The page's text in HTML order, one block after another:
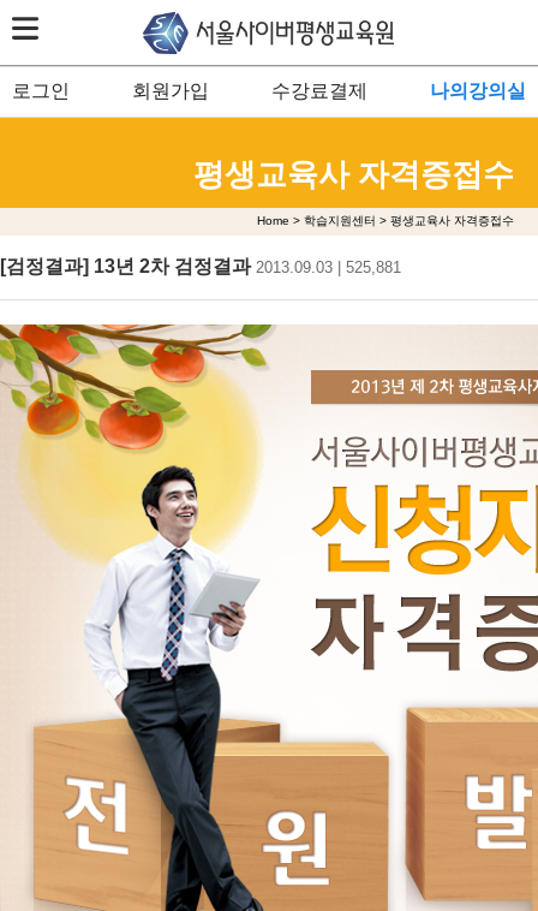
로그인 회원가입 수강료결제 나의강의실
평생교육사 자격증접수
Home > 학습지원센터 > 평생교육사 자격증접수
[검정결과] 13년 2차 검정결과 2013.09.03 | 525,881